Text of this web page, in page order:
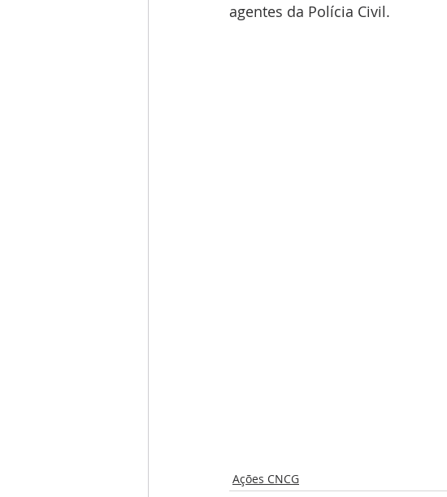
agentes da Polícia Civil.
Ações CNCG